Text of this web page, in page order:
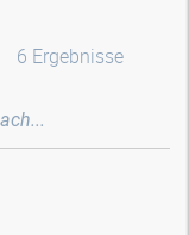
6 Ergebnisse